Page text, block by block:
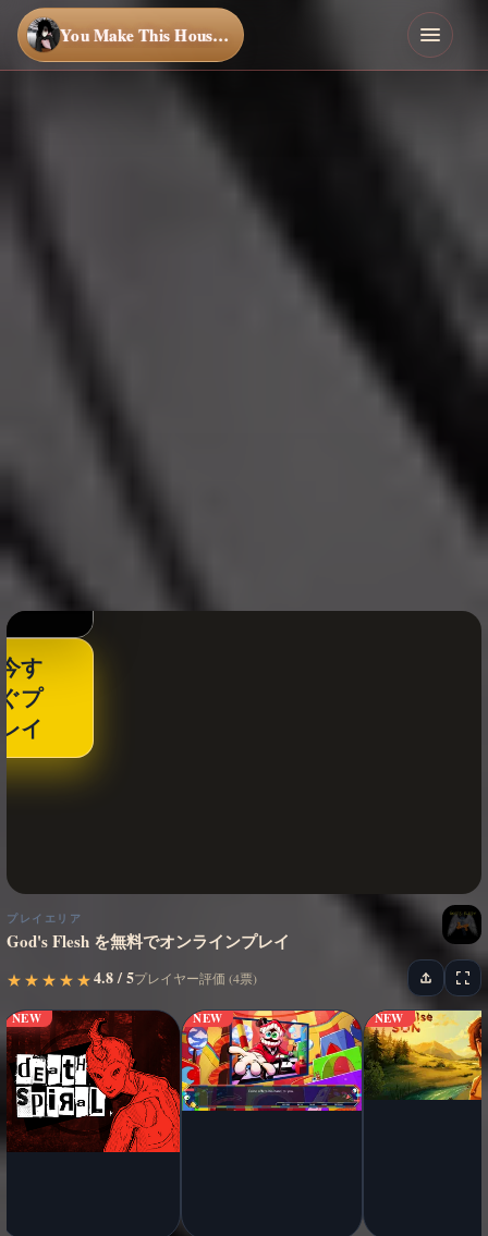
You Make This House a Home
今す
ぐプ
レイ
プレイエリア
God's Flesh を無料でオンラインプレイ
★
★ ★
★ ★
★ ★
★ ★
★4.8 / 5プレイヤー評価 (4票)
NEW NEW NEW